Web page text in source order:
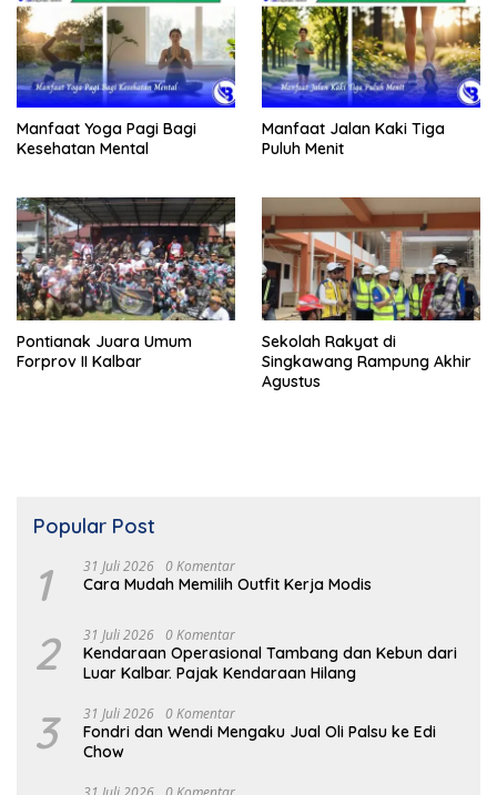
Manfaat Yoga Pagi Bagi
Kesehatan Mental
Manfaat Jalan Kaki Tiga
Puluh Menit
Pontianak Juara Umum
Forprov II Kalbar
Sekolah Rakyat di
Singkawang Rampung Akhir
Agustus
Popular Post
1 31 Juli 2026 0 Komentar
Cara Mudah Memilih Outfit Kerja Modis
2 31 Juli 2026 0 Komentar
Kendaraan Operasional Tambang dan Kebun dari
Luar Kalbar. Pajak Kendaraan Hilang
3 31 Juli 2026 0 Komentar
Fondri dan Wendi Mengaku Jual Oli Palsu ke Edi
Chow